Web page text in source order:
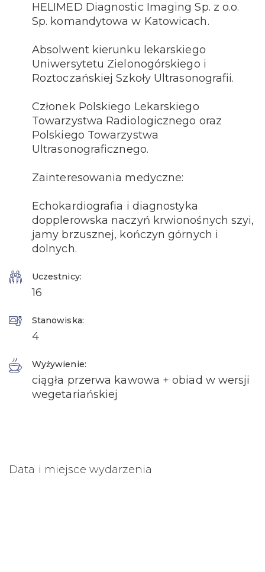
HELIMED Diagnostic Imaging Sp. z o.o.
Sp. komandytowa w Katowicach.
Absolwent kierunku lekarskiego
Uniwersytetu Zielonogórskiego i
Roztoczańskiej Szkoły Ultrasonografii.
Członek Polskiego Lekarskiego
Towarzystwa Radiologicznego oraz
Polskiego Towarzystwa
Ultrasonograficznego.
Zainteresowania medyczne:
Echokardiografia i diagnostyka
dopplerowska naczyń krwionośnych szyi,
jamy brzusznej, kończyn górnych i
dolnych.
Uczestnicy:
16
Stanowiska:
4
Wyżywienie:
ciągła przerwa kawowa + obiad w wersji
wegetariańskiej
Data i miejsce wydarzenia